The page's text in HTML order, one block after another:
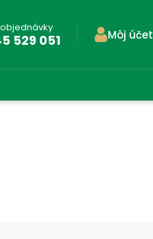
529 051 Môj účet